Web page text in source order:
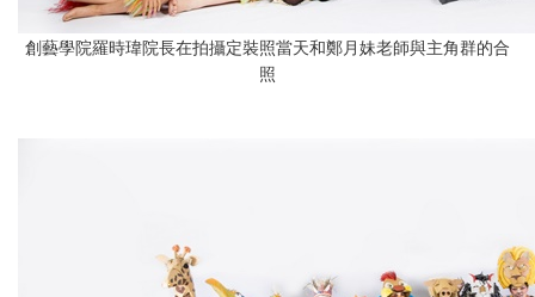
創藝學院羅時瑋院長在拍攝定裝照當天和鄭月妹老師與主角群的合
照